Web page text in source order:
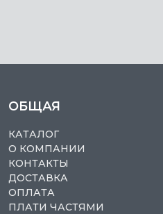
ОБЩАЯ
КАТАЛОГ
О КОМПАНИИ
КОНТАКТЫ
ДОСТАВКА
ОПЛАТА
ПЛАТИ ЧАСТЯМИ